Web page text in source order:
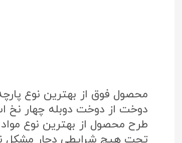
محصول فوق از بهترین نوع
دوخت از دوخت دوبله چهار نخ
تحت هیچ شرایطی دچار مشکل